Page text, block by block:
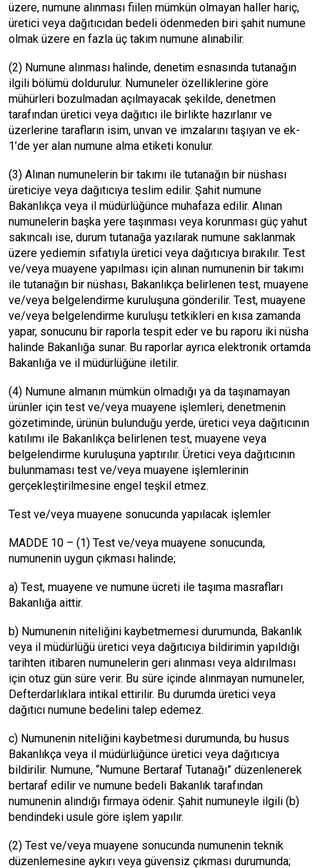
üzere, numune alınması fiilen mümkün olmayan haller hariç,
üretici veya dağıtıcıdan bedeli ödenmeden biri şahit numune
olmak üzere en fazla üç takım numune alınabilir.
(2) Numune alınması halinde, denetim esnasında tutanağın
ilgili bölümü doldurulur. Numuneler özelliklerine göre
mühürleri bozulmadan açılmayacak şekilde, denetmen
tarafından üretici veya dağıtıcı ile birlikte hazırlanır ve
üzerlerine tarafların isim, unvan ve imzalarını taşıyan ve ek-
1’de yer alan numune alma etiketi konulur.
(3) Alınan numunelerin bir takımı ile tutanağın bir nüshası
üreticiye veya dağıtıcıya teslim edilir. Şahit numune
Bakanlıkça veya il müdürlüğünce muhafaza edilir. Alınan
numunelerin başka yere taşınması veya korunması güç yahut
sakıncalı ise, durum tutanağa yazılarak numune saklanmak
üzere yediemin sıfatıyla üretici veya dağıtıcıya bırakılır. Test
ve/veya muayene yapılması için alınan numunenin bir takımı
ile tutanağın bir nüshası, Bakanlıkça belirlenen test, muayene
ve/veya belgelendirme kuruluşuna gönderilir. Test, muayene
ve/veya belgelendirme kuruluşu tetkikleri en kısa zamanda
yapar, sonucunu bir raporla tespit eder ve bu raporu iki nüsha
halinde Bakanlığa sunar. Bu raporlar ayrıca elektronik ortamda
Bakanlığa ve il müdürlüğüne iletilir.
(4) Numune almanın mümkün olmadığı ya da taşınamayan
ürünler için test ve/veya muayene işlemleri, denetmenin
gözetiminde, ürünün bulunduğu yerde, üretici veya dağıtıcının
katılımı ile Bakanlıkça belirlenen test, muayene veya
belgelendirme kuruluşuna yaptırılır. Üretici veya dağıtıcının
bulunmaması test ve/veya muayene işlemlerinin
gerçekleştirilmesine engel teşkil etmez.
Test ve/veya muayene sonucunda yapılacak işlemler
MADDE 10 – (1) Test ve/veya muayene sonucunda,
numunenin uygun çıkması halinde;
a) Test, muayene ve numune ücreti ile taşıma masrafları
Bakanlığa aittir.
b) Numunenin niteliğini kaybetmemesi durumunda, Bakanlık
veya il müdürlüğü üretici veya dağıtıcıya bildirimin yapıldığı
tarihten itibaren numunelerin geri alınması veya aldırılması
için otuz gün süre verir. Bu süre içinde alınmayan numuneler,
Defterdarlıklara intikal ettirilir. Bu durumda üretici veya
dağıtıcı numune bedelini talep edemez.
c) Numunenin niteliğini kaybetmesi durumunda, bu husus
Bakanlıkça veya il müdürlüğünce üretici veya dağıtıcıya
bildirilir. Numune, “Numune Bertaraf Tutanağı” düzenlenerek
bertaraf edilir ve numune bedeli Bakanlık tarafından
numunenin alındığı firmaya ödenir. Şahit numuneyle ilgili (b)
bendindeki usule göre işlem yapılır.
(2) Test ve/veya muayene sonucunda numunenin teknik
düzenlemesine aykırı veya güvensiz çıkması durumunda;